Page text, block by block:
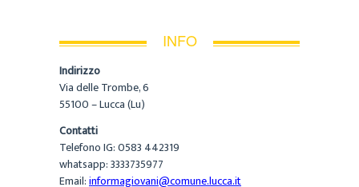
INFO
Indirizzo
Via delle Trombe, 6
55100 – Lucca (Lu)
Contatti
Telefono IG: 0583 442319
whatsapp: 3333735977
Email:informagiovani@comune.lucca.it